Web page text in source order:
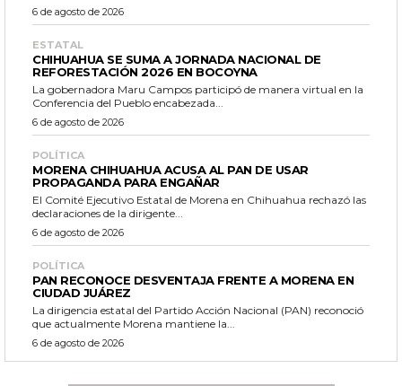
6 de agosto de 2026
ESTATAL
CHIHUAHUA SE SUMA A JORNADA NACIONAL DE
REFORESTACIÓN 2026 EN BOCOYNA
La gobernadora Maru Campos participó de manera virtual en la
Conferencia del Pueblo encabezada...
6 de agosto de 2026
POLÍTICA
MORENA CHIHUAHUA ACUSA AL PAN DE USAR
PROPAGANDA PARA ENGAÑAR
El Comité Ejecutivo Estatal de Morena en Chihuahua rechazó las
declaraciones de la dirigente...
6 de agosto de 2026
POLÍTICA
PAN RECONOCE DESVENTAJA FRENTE A MORENA EN
CIUDAD JUÁREZ
La dirigencia estatal del Partido Acción Nacional (PAN) reconoció
que actualmente Morena mantiene la...
6 de agosto de 2026